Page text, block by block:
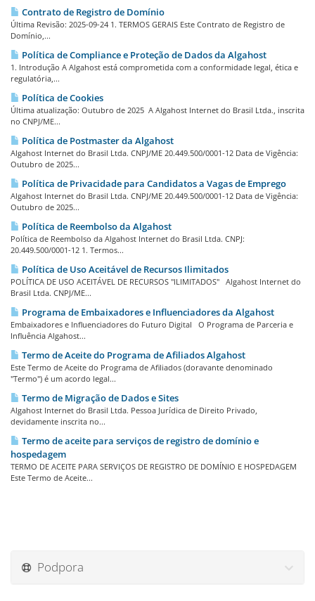
Contrato de Registro de Domínio
Última Revisão: 2025-09-24 1. TERMOS GERAIS Este Contrato de Registro de
Domínio,...
Política de Compliance e Proteção de Dados da Algahost
1. Introdução A Algahost está comprometida com a conformidade legal, ética e
regulatória,...
Política de Cookies
Última atualização: Outubro de 2025 A Algahost Internet do Brasil Ltda., inscrita
no CNPJ/ME...
Política de Postmaster da Algahost
Algahost Internet do Brasil Ltda. CNPJ/ME 20.449.500/0001-12 Data de Vigência:
Outubro de 2025...
Política de Privacidade para Candidatos a Vagas de Emprego
Algahost Internet do Brasil Ltda. CNPJ/ME 20.449.500/0001-12 Data de Vigência:
Outubro de 2025...
Política de Reembolso da Algahost
Política de Reembolso da Algahost Internet do Brasil Ltda. CNPJ:
20.449.500/0001-12 1. Termos...
Política de Uso Aceitável de Recursos Ilimitados
POLÍTICA DE USO ACEITÁVEL DE RECURSOS "ILIMITADOS" Algahost Internet do
Brasil Ltda. CNPJ/ME...
Programa de Embaixadores e Influenciadores da Algahost
Embaixadores e Influenciadores do Futuro Digital O Programa de Parceria e
Influência Algahost...
Termo de Aceite do Programa de Afiliados Algahost
Este Termo de Aceite do Programa de Afiliados (doravante denominado
"Termo") é um acordo legal...
Termo de Migração de Dados e Sites
Algahost Internet do Brasil Ltda. Pessoa Jurídica de Direito Privado,
devidamente inscrita no...
Termo de aceite para serviços de registro de domínio e
hospedagem
TERMO DE ACEITE PARA SERVIÇOS DE REGISTRO DE DOMÍNIO E HOSPEDAGEM
Este Termo de Aceite...
Podpora